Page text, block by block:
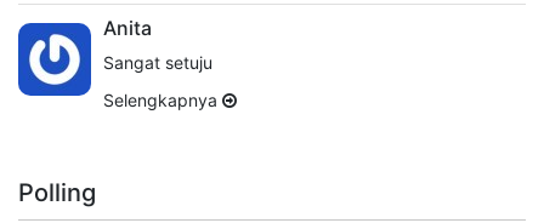
Anita
Sangat setuju
Selengkapnya
Polling